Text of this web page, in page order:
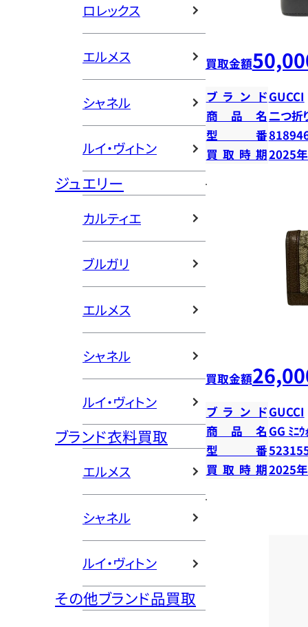
ロレックス
エルメス
シャネル
ルイ・ヴィトン
ジュエリー
カルティエ
ブルガリ
エルメス
シャネル
ルイ・ヴィトン
ブランド衣料買取
エルメス
シャネル
ルイ・ヴィトン
その他ブランド品買取
買取金額
ブランドGUCCI
商品名二つ折
型番
買取時期2025
買取金額
ブランドGUCCI
商品名 GG ﾐﾆｳ
型番
買取時期2025